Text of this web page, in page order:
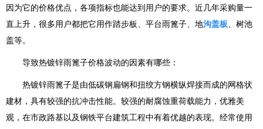
因为它的价格优点，各项指标也能达到用户的要求。近几年采购量一
直上升，很多用户都把它用作踏步板、平台雨篦子、地沟盖板、树池
盖等。
导致热镀锌雨篦子价格波动的因素有哪些：
热镀锌雨篦子是由低碳钢扁钢和扭绞方钢横纵焊接而成的网格状
建材，具有较强的抗冲击性能。较强的耐腐蚀重荷载能力，优雅美
观，在市政路基以及钢铁平台建筑工程中有着优越的表现。经常使用